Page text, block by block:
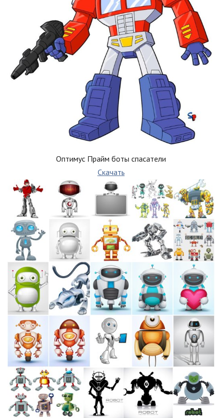
Оптимус Прайм боты спасатели
Скачать